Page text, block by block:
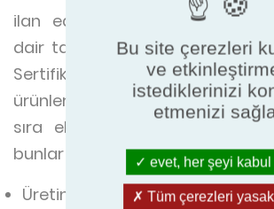
ilan edildiği gibi performans
dair tam bir garanti sunar.
Sertifikalı Performans
ürünler, bağımsız laboratuvar
sıra ek değerlendirme
bunlar arasında:
Üretim hattı kalitesini
Bu site çerezleri
ve
istediklerinizi
etmenizi
evet, her şeyi
Tüm çerezleri